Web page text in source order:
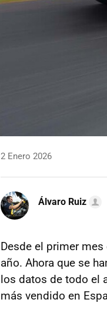
2 Enero 2026
Álvaro Ruiz
Desde el primer
año. Ahora que se
los datos de todo el
más vendido en